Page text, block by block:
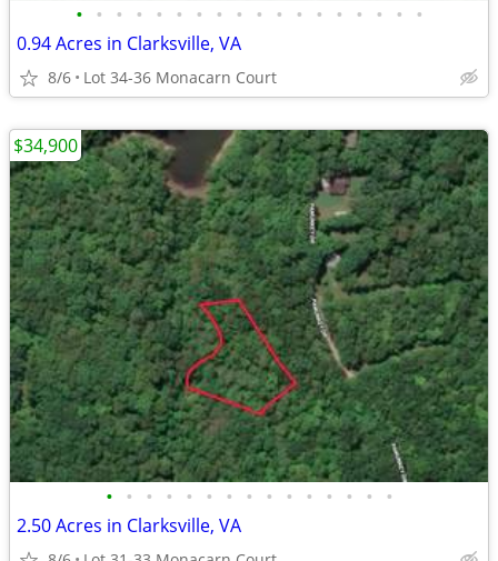
• • • • • • • • • • • • • • • • • •
0.94 Acres in Clarksville, VA
8/6 Lot 34-36 Monacarn Court
• • • • • • • • • • • • • • •
2.50 Acres in Clarksville, VA
$34,900